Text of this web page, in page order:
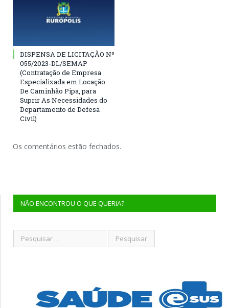
DISPENSA DE LICITAÇÃO Nº
055/2023-DL/SEMAP
(Contratação de Empresa
Especializada em Locação
De Caminhão Pipa, para
Suprir As Necessidades do
Departamento de Defesa
Civil)
Os comentários estão fechados.
NÃO ENCONTROU O QUE QUERIA?